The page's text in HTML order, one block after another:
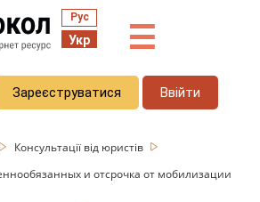
Рус
Укр ☰
Зареєструватися Ввійти
Консультації від юристів
и отсрочка от мобилизации